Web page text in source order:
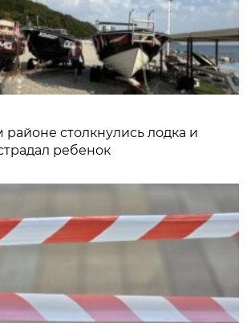
районе столкнулись лодка и
ребенок